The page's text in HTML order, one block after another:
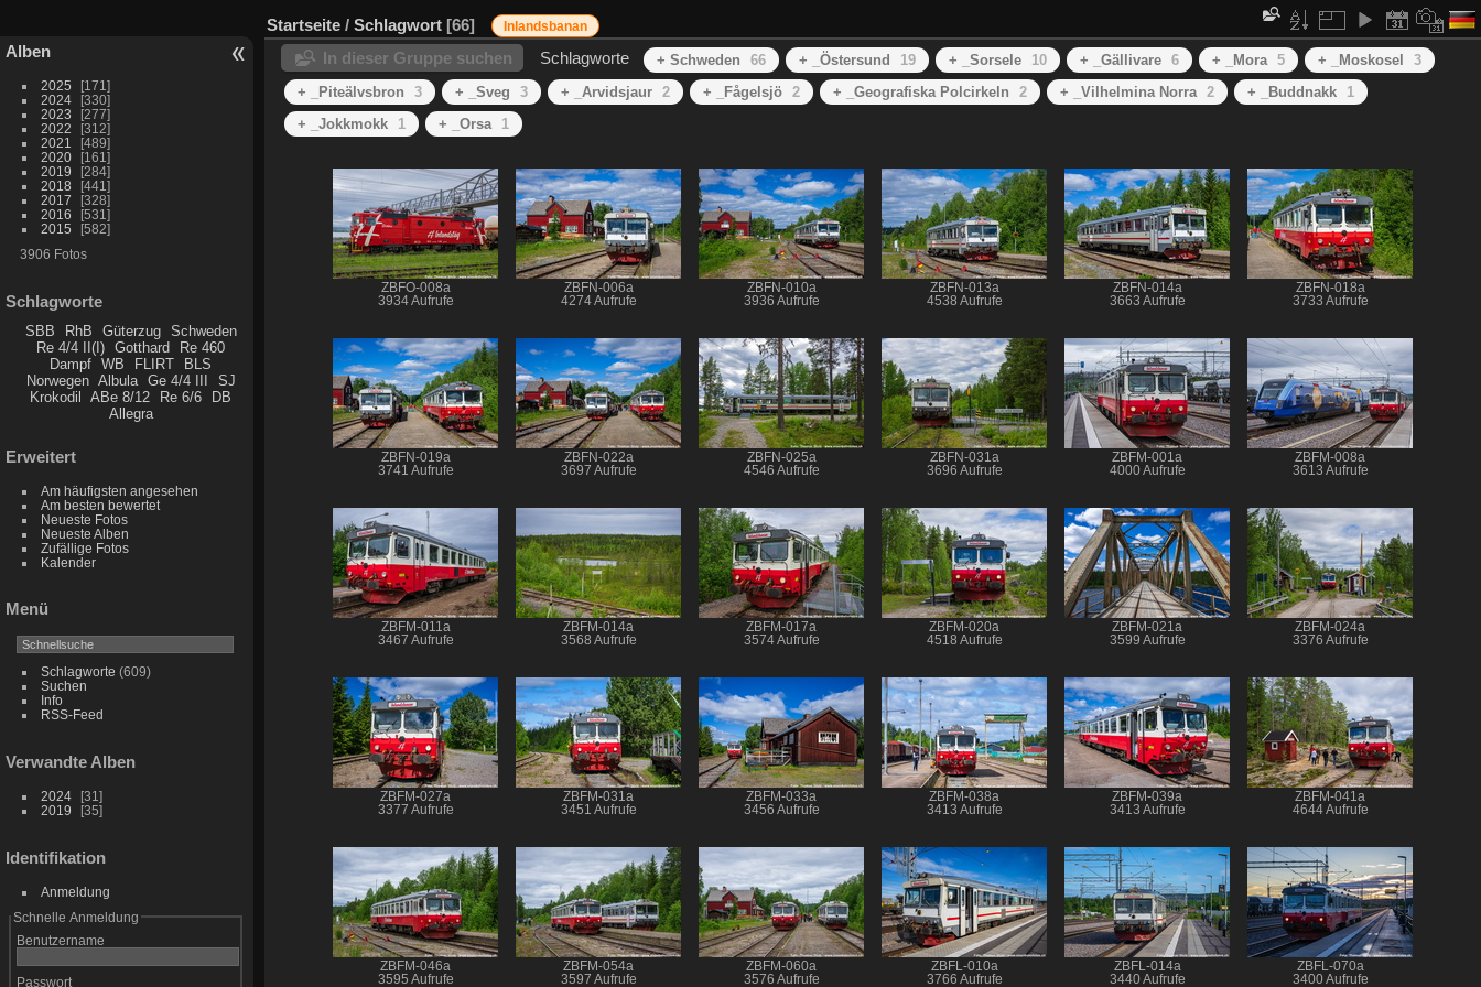
Alben
2025
171
2024
330
2023
277
2022
312
2021
489
2020
161
2019
284
2018
441
2017
328
2016
531
2015
582
3906 Fotos
Schlagworte
SBB RhB Güterzug
Schweden
Re 4/4 II(I)
Gotthard
Re 460
Dampf
WB FLIRT
BLS
Norwegen Albula Ge 4/4 III
SJ
Krokodil
ABe 8/12 Re 6/6
DB
Allegra
Erweitert
Am häufigsten angesehen
Am besten bewertet
Neueste Fotos
Neueste Alben
Zufällige Fotos
Kalender
Menü
Schlagworte (609)
Suchen
Info
RSS-Feed
Verwandte Alben
2024
31
2019
35
Identifikation
Anmeldung
Schnelle Anmeldung
Benutzername
Passwort
Startseite / Schlagwort 66 Inlandsbanan
In dieser Gruppe suchen Schlagworte + Schweden 66 + _Östersund 19 + _Sorsele 10 + _Gällivare 6 + _Mora 5 + _Moskosel
3
+ _Piteälvsbron
3 + _Sveg 3 + _Arvidsjaur 2 + _Fågelsjö 2 + _Geografiska Polcirkeln 2 + _Vilhelmina Norra 2 + _Buddnakk
1
+ _Jokkmokk
1 + _Orsa 1
ZBFO-008a
3934 Aufrufe
ZBFN-006a
4274 Aufrufe
ZBFN-010a
3936 Aufrufe
ZBFN-013a
4538 Aufrufe
ZBFN-014a
3663 Aufrufe
ZBFN-018a
3733 Aufrufe
ZBFN-019a
3741 Aufrufe
ZBFN-022a
3697 Aufrufe
ZBFN-025a
4546 Aufrufe
ZBFN-031a
3696 Aufrufe
ZBFM-001a
4000 Aufrufe
ZBFM-008a
3613 Aufrufe
ZBFM-011a
3467 Aufrufe
ZBFM-014a
3568 Aufrufe
ZBFM-017a
3574 Aufrufe
ZBFM-020a
4518 Aufrufe
ZBFM-021a
3599 Aufrufe
ZBFM-024a
3376 Aufrufe
ZBFM-027a
3377 Aufrufe
ZBFM-031a
3451 Aufrufe
ZBFM-033a
3456 Aufrufe
ZBFM-038a
3413 Aufrufe
ZBFM-039a
3413 Aufrufe
ZBFM-041a
4644 Aufrufe
ZBFM-046a
3595 Aufrufe
ZBFM-054a
3597 Aufrufe
ZBFM-060a
3576 Aufrufe
ZBFL-010a
3766 Aufrufe
ZBFL-014a
3440 Aufrufe
ZBFL-070a
3400 Aufrufe